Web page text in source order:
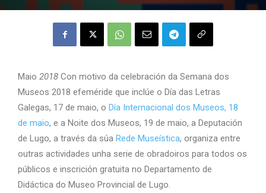
Maio 2018 Con motivo da celebración da Semana dos
Museos 2018 efeméride que inclúe o Día das Letras
Galegas, 17 de maio, o Día Internacional dos Museos, 18
de maio, e a Noite dos Museos, 19 de maio, a Deputación
de Lugo, a través da súa Rede Museística, organiza entre
outras actividades unha serie de obradoiros para todos os
públicos e inscrición gratuita no Departamento de
Didáctica do Museo Provincial de Lugo.